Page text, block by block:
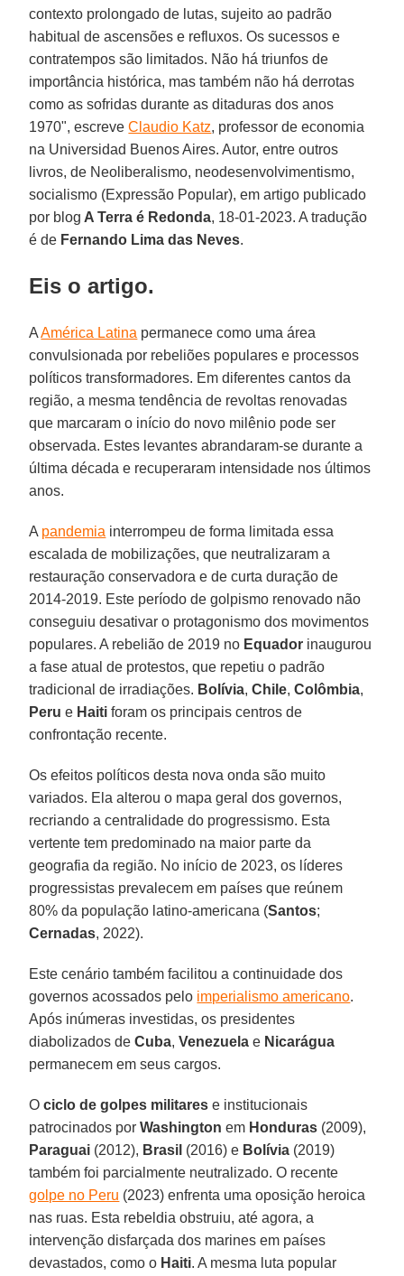
contexto prolongado de lutas, sujeito ao padrão
habitual de ascensões e refluxos. Os sucessos e
contratempos são limitados. Não há triunfos de
importância histórica, mas também não há derrotas
como as sofridas durante as ditaduras dos anos
1970", escreveClaudio Katz, professor de economia
na Universidad Buenos Aires. Autor, entre outros
livros, de Neoliberalismo, neodesenvolvimentismo,
socialismo (Expressão Popular), em artigo publicado
por blog A Terra é Redonda, 18-01-2023. A tradução
é de Fernando Lima das Neves.
Eis o artigo.
AAmérica Latina permanece como uma área
convulsionada por rebeliões populares e processos
políticos transformadores. Em diferentes cantos da
região, a mesma tendência de revoltas renovadas
que marcaram o início do novo milênio pode ser
observada. Estes levantes abrandaram-se durante a
última década e recuperaram intensidade nos últimos
anos.
A pandemia interrompeu de forma limitada essa
escalada de mobilizações, que neutralizaram a
restauração conservadora e de curta duração de
2014-2019. Este período de golpismo renovado não
conseguiu desativar o protagonismo dos movimentos
populares. A rebelião de 2019 no Equador inaugurou
a fase atual de protestos, que repetiu o padrão
tradicional de irradiações. Bolívia,Chile,Colômbia,
Peru e Haiti foram os principais centros de
confrontação recente.
Os efeitos políticos desta nova onda são muito
variados. Ela alterou o mapa geral dos governos,
recriando a centralidade do progressismo. Esta
vertente tem predominado na maior parte da
geografia da região. No início de 2023, os líderes
progressistas prevalecem em países que reúnem
80% da população latino-americana (Santos;
Cernadas, 2022).
Este cenário também facilitou a continuidade dos
governos acossados pelo imperialismo americano.
Após inúmeras investidas, os presidentes
diabolizados deCuba,Venezuela e Nicarágua
permanecem em seus cargos.
Ociclo de golpes militares e institucionais
patrocinados porWashington em Honduras (2009),
Paraguai (2012), Brasil (2016) e Bolívia (2019)
também foi parcialmente neutralizado. O recente
golpe no Peru (2023) enfrenta uma oposição heroica
nas ruas. Esta rebeldia obstruiu, até agora, a
intervenção disfarçada dos marines em países
devastados, como o Haiti. A mesma luta popular